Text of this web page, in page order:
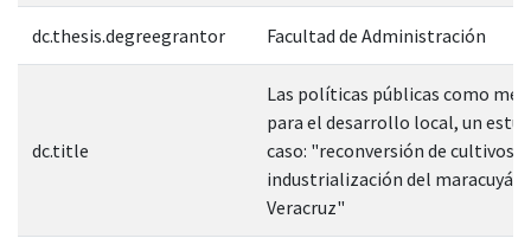
dc.thesis.degreegrantor Facultad de Administración
dc.title
Las políticas públicas como
para el desarrollo local, un
caso: "reconversión de cultivos
industrialización del maracuyá
Veracruz"